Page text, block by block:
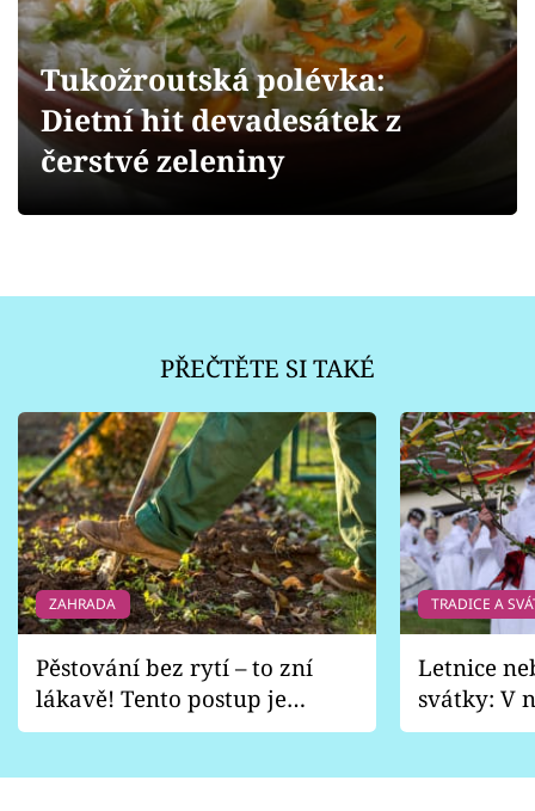
Přihlášení
Sledujte nás
Tukožroutská polévka:
Dietní hit devadesátek z
čerstvé zeleniny
PŘEČTĚTE SI TAKÉ
ZAHRADA
Pěstování bez rytí – to zní
lákavě! Tento postup je
vhodný jen pro některé
TRADICE A
Letnice
svátky: V
pondělí